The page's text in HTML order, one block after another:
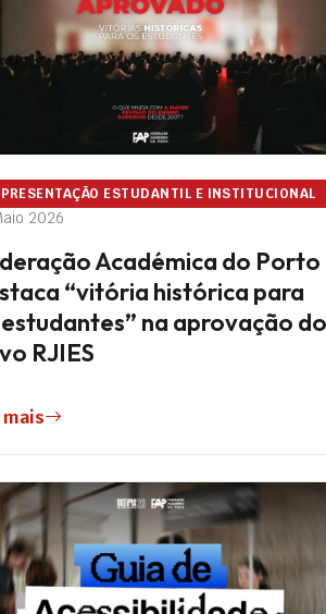
ESTUDANTIL E INSTITUCIONAL
2026
Académica do Porto
“vitória histórica para
na aprovação do
RJIES